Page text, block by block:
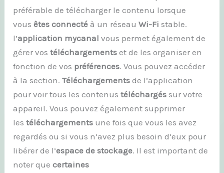
préférable de télécharger le contenu lorsque
vousêtes connecté à un réseauWi-Fi stable.
l’application mycanal vous permet également de
gérer vostéléchargements et de les organiser en
fonction de vos préférences. Vous pouvez accéder
à la section.Téléchargements de l’application
pour voir tous les contenustéléchargés sur votre
appareil. Vous pouvez également supprimer
lestéléchargements une fois que vous les avez
regardés ou si vous n’avez plus besoin d’eux pour
libérer de l’espace de stockage. Il est important de
noter quecertaines